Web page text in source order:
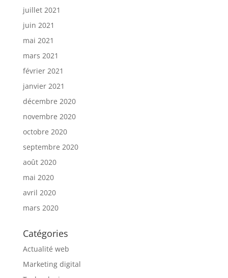
juillet 2021
juin 2021
mai 2021
mars 2021
février 2021
janvier 2021
décembre 2020
novembre 2020
octobre 2020
septembre 2020
août 2020
mai 2020
avril 2020
mars 2020
Catégories
Actualité web
Marketing digital